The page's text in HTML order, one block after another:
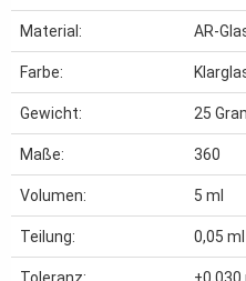
Material: AR-
Farbe:
Gewicht: 25
Maße: 360
Volumen: 5 ml
Teilung: 0,05 ml